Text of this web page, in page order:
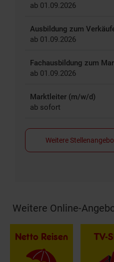
ab 01.09.2026
Ausbildung zum
ab 01.09.2026
Fachausbildung zum
ab 01.09.2026
Marktleiter (m/w/d)
ab sofort
Weitere
Fußzeile
Weitere Online-
Netto Reisen TV-